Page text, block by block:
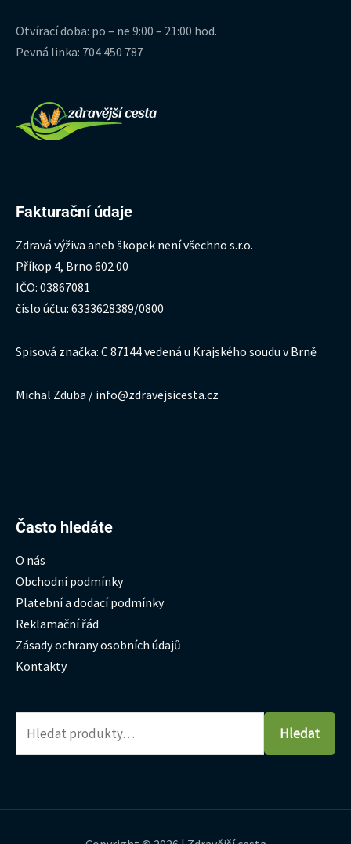
Otvírací doba: po – ne 9:00 – 21:00 hod.
Pevná linka: 704 450 787
Fakturační údaje
Zdravá výživa aneb škopek není všechno s.r.o.
Příkop 4, Brno 602 00
IČO: 03867081
číslo účtu: 6333628389/0800
Spisová značka: C 87144 vedená u Krajského soudu v Brně
Michal Zduba / info@zdravejsicesta.cz
Často hledáte
O nás
Obchodní podmínky
Platební a dodací podmínky
Reklamační řád
Zásady ochrany osobních údajů
Kontakty
Hledat:
Hledat